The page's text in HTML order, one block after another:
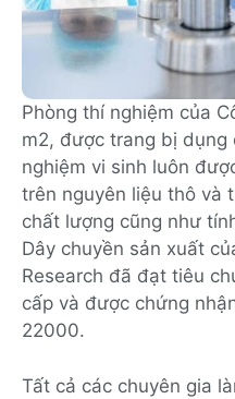
Phòng thí nghiệm của
m2, được trang bị dụng
nghiệm vi sinh luôn
trên nguyên liệu thô và
chất lượng cũng như
Dây chuyền sản xuất
Research đã đạt tiêu
cấp và được chứng
22000.
Tất cả các chuyên gia